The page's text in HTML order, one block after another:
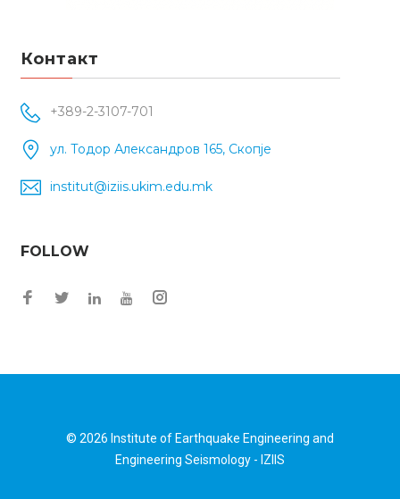
Контакт
+389-2-3107-701
ул. Тодор Александров 165, Скопје
institut@iziis.ukim.edu.mk
FOLLOW
Facebook
Twitter
Instagram
© 2026 Institute of Earthquake Engineering and
Engineering Seismology - IZIIS